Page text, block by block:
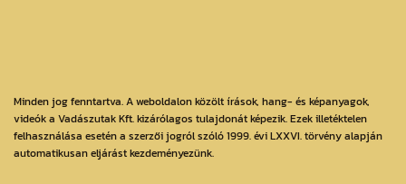
Minden jog fenntartva. A weboldalon közölt írások, hang- és képanyagok,
videók a Vadászutak Kft. kizárólagos tulajdonát képezik. Ezek illetéktelen
felhasználása esetén a szerzői jogról szóló 1999. évi LXXVI. törvény alapján
automatikusan eljárást kezdeményezünk.